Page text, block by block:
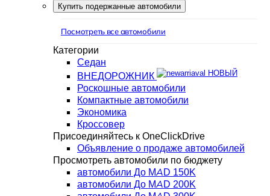
Купить подержанные автомобили
Посмотреть все автомобили
Категории
Седан
ВНЕДОРОЖНИК
НОВЫЙ
Роскошные автомобили
Компактные автомобили
Экономика
Кроссовер
Присоединяйтесь к OneClickDrive
Объявление о продаже автомобилей
Просмотреть автомобили по бюджету
автомобили До MAD 150K
автомобили До MAD 200K